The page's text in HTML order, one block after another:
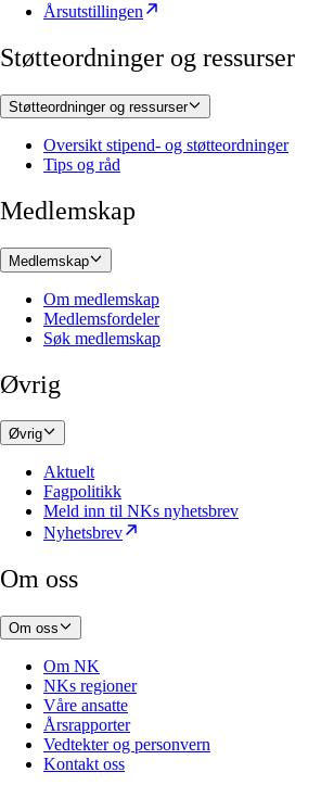
Årsutstillingen
Støtteordninger og ressurser
Støtteordninger og ressurser
Oversikt stipend- og støtteordninger
Tips og råd
Medlemskap
Medlemskap
Om medlemskap
Medlemsfordeler
Søk medlemskap
Øvrig
Øvrig
Aktuelt
Fagpolitikk
Meld inn til NKs nyhetsbrev
Nyhetsbrev
Om oss
Om oss
Om NK
NKs regioner
Våre ansatte
Årsrapporter
Vedtekter og personvern
Kontakt oss